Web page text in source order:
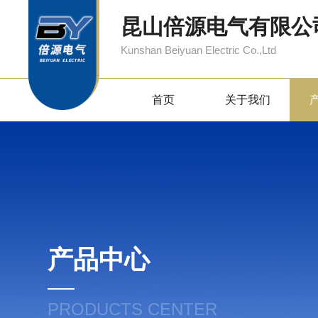
昆山倍源电气有限公
Kunshan Beiyuan Electric Co.,Ltd
首页 关于我们
产品中心
PRODUCTS CENTER